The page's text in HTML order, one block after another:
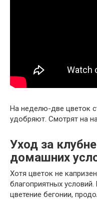
На неделю-две цветок
удобряют. Смотрят на
Уход за
домашних
Хотя цветок не
благоприятных
цветение бегонии,